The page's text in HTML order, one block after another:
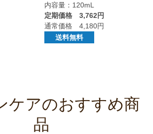
内容量：120mL
定期価格 3,762円
通常価格 4,180円
送料無料
ケアのおすすめ商
品